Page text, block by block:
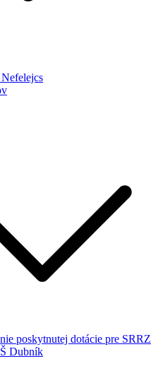
poskytnutej dotácie pre SRRZ
Dubník